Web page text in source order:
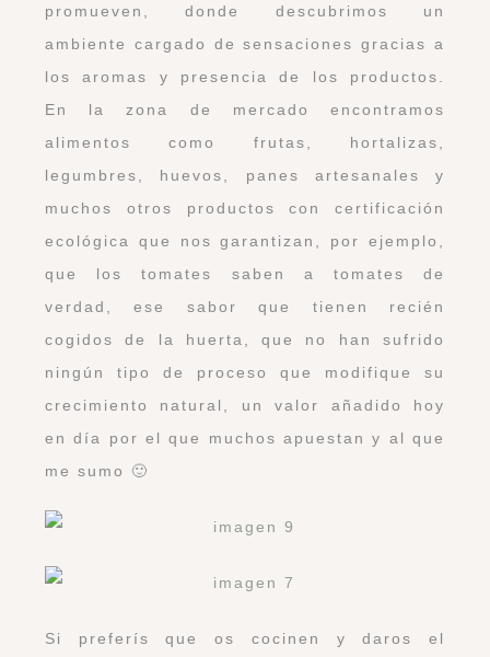
promueven, donde descubrimos un
ambiente cargado de sensaciones gracias a
los aromas y presencia de los productos.
En la zona de mercado encontramos
alimentos como frutas, hortalizas,
legumbres, huevos, panes artesanales y
muchos otros productos con certificación
ecológica que nos garantizan, por ejemplo,
que los tomates saben a tomates de
verdad, ese sabor que tienen recién
cogidos de la huerta, que no han sufrido
ningún tipo de proceso que modifique su
crecimiento natural, un valor añadido hoy
en día por el que muchos apuestan y al que
me sumo 🙂
Si preferís que os cocinen y daros el